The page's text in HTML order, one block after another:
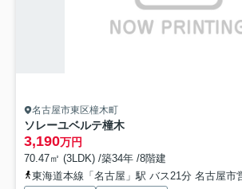
名古屋市東区橦木町
ソレーユベルテ橦木
3,190万円
70.47㎡ (3LDK) /築34年 /8階建
東海道本線「名古屋」駅 バス21分 名古屋市